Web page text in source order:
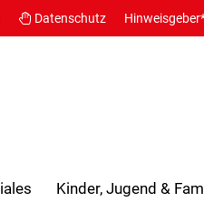
Datenschutz
Kinder, Jugend &